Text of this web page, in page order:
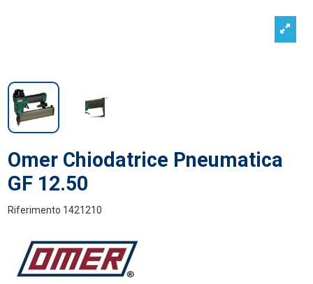
Omer Chiodatrice Pneumatica
GF 12.50
Riferimento 1421210